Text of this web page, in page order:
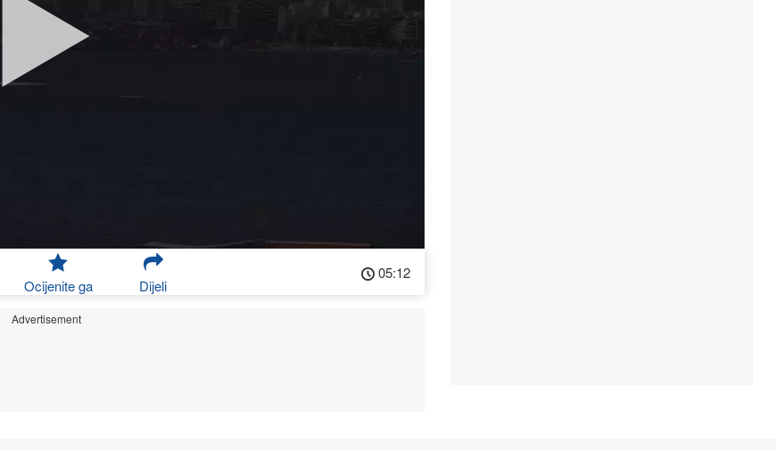
Ocijenite ga Dijeli
05:12
Advertisement